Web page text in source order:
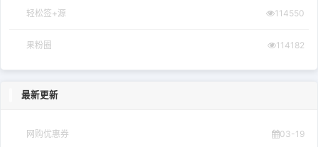
轻松签+源 114550
果粉圈 114182
最新更新
网购优惠券 03-19